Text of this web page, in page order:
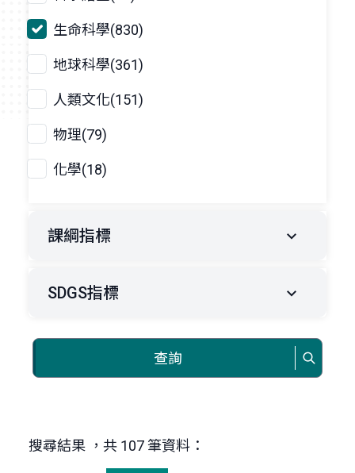
生命科學(830)
地球科學(361)
人類文化(151)
物理(79)
化學(18)
課綱指標
SDGS指標
查詢
搜尋結果 ，共 107 筆資料：